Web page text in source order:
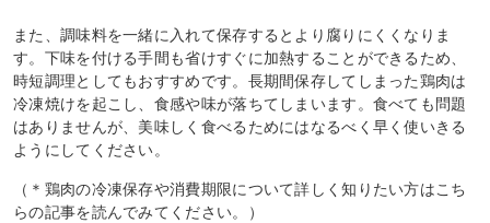
また、調味料を一緒に入れて保存するとより腐りにくくなりま
す。下味を付ける手間も省けすぐに加熱することができるため、
時短調理としてもおすすめです。長期間保存してしまった鶏肉は
冷凍焼けを起こし、食感や味が落ちてしまいます。食べても問題
はありませんが、美味しく食べるためにはなるべく早く使いきる
ようにしてください。
（＊鶏肉の冷凍保存や消費期限について詳しく知りたい方はこち
らの記事を読んでみてください。）